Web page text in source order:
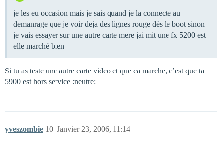
je les eu occasion mais je sais quand je la connecte au
demanrage que je voir deja des lignes rouge dès le boot sinon
je vais essayer sur une autre carte mere jai mit une fx 5200 est
elle marché bien
Si tu as teste une autre carte video et que ca marche, c’est que ta
5900 est hors service :neutre:
yveszombie Janvier 23, 2006, 11:14
10